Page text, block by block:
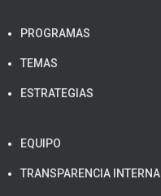
PROGRAMAS
TEMAS
ESTRATEGIAS
EQUIPO
TRANSPARENCIA INTERNA